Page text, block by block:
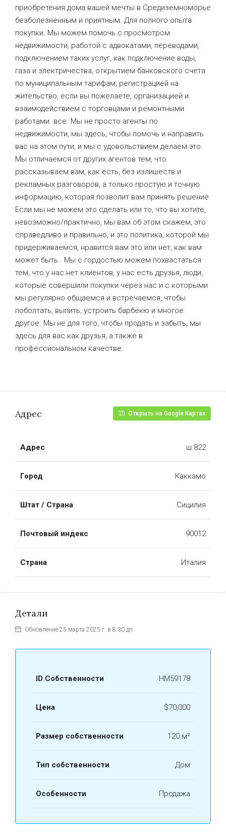
приобретения дома вашей мечты в Средиземноморье
безболезненным и приятным. Для полного опыта
покупки. Мы можем помочь с просмотром
недвижимости, работой с адвокатами, переводами,
подключением таких услуг, как подключение воды,
газа и электричества, открытием банковского счета
по муниципальным тарифам, регистрацией на
жительство, если вы пожелаете, организацией и
взаимодействием с торговцами и ремонтными
работами. все. Мы не просто агенты по
недвижимости, мы здесь, чтобы помочь и направить
вас на этом пути, и мы с удовольствием делаем это.
Мы отличаемся от других агентов тем, что
рассказываем вам, как есть, без излишеств и
рекламных разговоров, а только простую и точную
информацию, которая позволит вам принять решение.
Если мы не можем это сделать или то, что вы хотите,
невозможно/практично, мы вам об этом скажем, это
справедливо и правильно, и это политика, которой мы
придерживаемся, нравится вам это или нет, как вам
может быть . Мы с гордостью можем похвастаться
тем, что у нас нет клиентов, у нас есть друзья, люди,
которые совершили покупки через нас и с которыми
мы регулярно общаемся и встречаемся, чтобы
поболтать, выпить, устроить барбекю и многое
другое. Мы не для того, чтобы продать и забыть, мы
здесь для вас как друзья, а также в
профессиональном качестве.
Адрес Открыть на Google Картах
Адрес ш 822
Город Каккамо
Штат / Страна Сицилия
Почтовый индекс 90012
Страна Италия
Детали
Обновление 25 марта 2025 г. в 8:30 дп
ID Собственности HM59178
Цена $70,000
Размер собственности 120 м²
Тип собственности Дом
Особенности Продажа